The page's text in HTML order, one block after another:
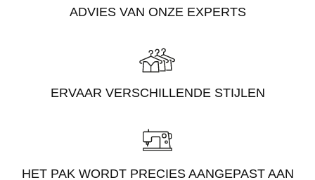
ADVIES VAN ONZE EXPERTS
ERVAAR VERSCHILLENDE STIJLEN
HET PAK WORDT PRECIES AANGEPAST AAN